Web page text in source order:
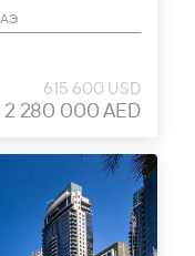
615 600 USD
2 280 000 AED